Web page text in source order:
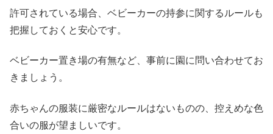
許可されている場合、ベビーカーの持参に関するルールも
把握しておくと安心です。
ベビーカー置き場の有無など、事前に園に問い合わせてお
きましょう。
赤ちゃんの服装に厳密なルールはないものの、控えめな色
合いの服が望ましいです。